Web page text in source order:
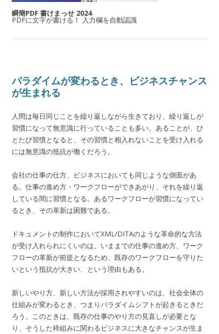
瞬簡PDF 書けまっせ 2024
PDFに文字が書ける！ 入力欄を自動認識
パラダイムが変わるとき、ビジネスチャンス
が生まれる
人間は毎日同じことを繰り返しながら生きており、繰り返しが
習慣になって無意識に行っていることも多い。あることが、ひ
とたび習慣となると、その習慣と相入れないことを受け入れる
には無意識の抵抗が働くだろう。
会社の仕事の仕方、ビジネスにおいても同じような側面があ
る。仕事の進め方・ワークフローができあがり、それを繰り返
している間に習慣となる。あるワークフローが習慣になってい
るとき、その革新は困難である。
ドキュメントの制作においてXML/DITAのような革命的な方法
が受け入れられにくいのは、いままでの仕事の進め方、ワーク
フローの革新が前提となるため、既存のワークフローを守りた
いという抵抗が大きい、という理由もある。
新しいやり方、新しい方法が採用されやすいのは、社会全体の
仕組みが変わるとき、つまりパラダイムシフトが起きるときだ
ろう。このときは、既存の仕事のやり方の見直しが必要とな
り、そうした枠組みに関わるビジネスに大きなチャンスが生ま